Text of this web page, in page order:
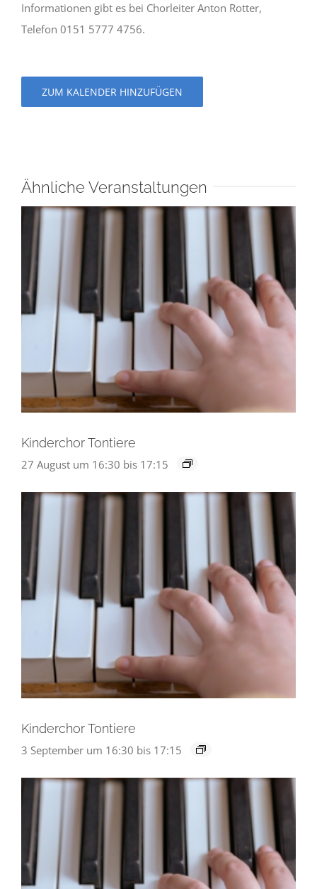
Informationen gibt es bei Chorleiter Anton Rotter,
Telefon 0151 5777 4756.
ZUM KALENDER HINZUFÜGEN
Ähnliche Veranstaltungen
Kinderchor Tontiere
27 August um 16:30 bis 17:15
Kinderchor Tontiere
3 September um 16:30 bis 17:15